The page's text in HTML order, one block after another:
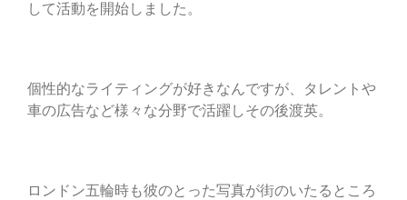
して活動を開始しました。
個性的なライティングが好きなんですが、タレントや
車の広告など様々な分野で活躍しその後渡英。
ロンドン五輪時も彼のとった写真が街のいたるところ